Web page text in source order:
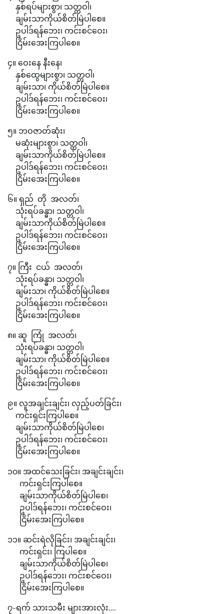
နှစ်ရပ်များစွာ၊ သတ္တဝါ၊
ချမ်းသာကိုယ်စိတ်မြဲပါစေ။
ဥပါဒ်ရန်ဘေး၊ ကင်းစင်ဝေး၊
ငြိမ်းအေးကြပါစေ။
၄။ ဝေးနေ နီးနေ၊
နှစ်ထွေများစွာ၊ သတ္တဝါ၊
ချမ်းသာ၊ ကိုယ်စိတ်မြဲပါစေ။
ဥပါဒ်ရန်ဘေး၊ ကင်းစင်ဝေး၊
ငြိမ်းအေးကြပါစေ။
၅။ ဘဝဇာတ်ဆုံး၊
မဆုံးများစွာ၊ သတ္တဝါ၊
ချမ်းသာကိုယ်စိတ်မြဲပါစေ။
ဥပါဒ်ရန်ဘေး၊ ကင်းစင်ဝေး၊
ငြိမ်းအေးကြပါစေ။
၆။ ရှည် တို အလတ်၊
သုံးရပ်ခန္ဓာ၊ သတ္တဝါ၊
ချမ်းသာကိုယ်စိတ်မြဲပါစေ။
ဥပါဒ်ရန်ဘေး၊ ကင်းစင်ဝေး၊
ငြိမ်းအေးကြပါစေ။
၇။ ကြီး ငယ် အလတ်၊
သုံးရပ်ခန္ဓာ၊ သတ္တဝါ၊
ချမ်းသာ၊ ကိုယ်စိတ်မြဲပါစေ။
ဥပါဒ်ရန်ဘေး၊ ကင်းစင်ဝေး၊
ငြိမ်းအေးကြပါစေ။
၈။ ဆူ ကြုံ အလတ်၊
သုံးရပ်ခန္ဓာ၊ သတ္တဝါ၊
ချမ်းသာ၊ ကိုယ်စိတ်မြဲပါစေ။
ဥပါဒ်ရန်ဘေး၊ ကင်းစင်ဝေး၊
ငြိမ်းအေးကြပါစေ။
၉။ လူအချင်းချင်း၊ လှည့်ပတ်ခြင်း၊
ကင်းရှင်းကြပါစေ။
ချမ်းသာကိုယ်စိတ်မြဲပါစေ၊
ဥပါဒ်ရန်ဘေး၊ ကင်းစင်ဝေး၊
ငြိမ်းအေးကြပါစေ။
၁၀။ အထင်သေးခြင်း၊ အချင်းချင်း၊
ကင်းရှင်းကြပါစေ။
ချမ်းသာကိုယ်စိတ်မြဲပါစေ၊
ဥပါဒ်ရန်ဘေး၊ ကင်းစင်ဝေး၊
ငြိမ်းအေးကြပါစေ။
၁၁။ ဆင်းရဲလိုခြင်း၊ အချင်းချင်း၊
ကင်းရှင်း၊ ကြပါစေ။
ချမ်းသာကိုယ်စိတ်မြဲပါစေ၊
ဥပါဒ်ရန်ဘေး၊ ကင်းစင်ဝေး၊
ငြိမ်းအေးကြပါစေ။
၇-ရက် သားသမီး များအားလုံး….